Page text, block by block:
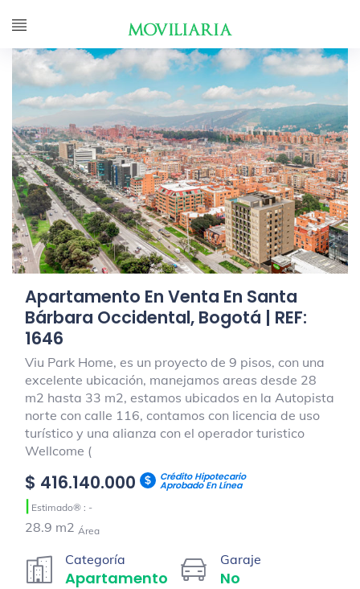
Apartamento En Venta En Santa
Bárbara Occidental, Bogotá | REF:
1646
Viu Park Home, es un proyecto de 9 pisos, con una
excelente ubicación, manejamos areas desde 28
m2 hasta 33 m2, estamos ubicados en la Autopista
norte con calle 116, contamos con licencia de uso
turístico y una alianza con el operador turistico
Wellcome (
$ 416.140.000 Crédito Hipotecario
Aprobado En Línea
| Estimado® : -
28.9 m2 Área
Categoría
Apartamento
Garaje
No